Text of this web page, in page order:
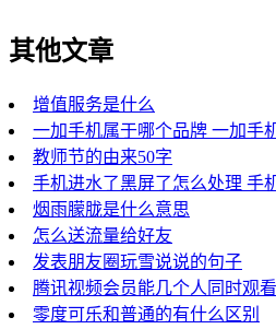
其他文章
增值服务是什么
一加手机属于哪个品牌 一加手
教师节的由来50字
手机进水了黑屏了怎么处理 手
烟雨朦胧是什么意思
怎么送流量给好友
发表朋友圈玩雪说说的句子
腾讯视频会员能几个人同时观看
零度可乐和普通的有什么区别